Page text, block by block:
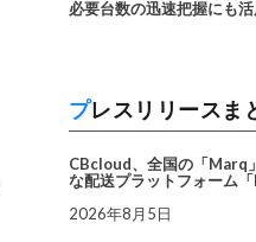
必要台数の迅速把握にも
プレスリリース
CBcloud、全国の「Marq
な配送プラットフォーム
2026年8月5日